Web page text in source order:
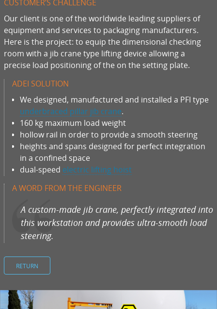
CUSTOMER’S CHALLENGE
Our client is one of the worldwide leading suppliers of
equipment and services to packaging manufacturers.
Here is the project: to equip the dimensional checking
room with a jib crane type lifting device allowing a
precise load positioning of the on the setting plate.
ADEI SOLUTION
We designed, manufactured and installed a PFI type
underbraced pillar jib crane.
160 kg maximum load weight
hollow rail in order to provide a smooth steering
heights and spans designed for perfect integration
in a confined space
dual-speed electric lifting hoist
A WORD FROM THE ENGINEER
A custom-made jib crane, perfectly integrated into
this workstation and provides ultra-smooth load
steering.
RETURN